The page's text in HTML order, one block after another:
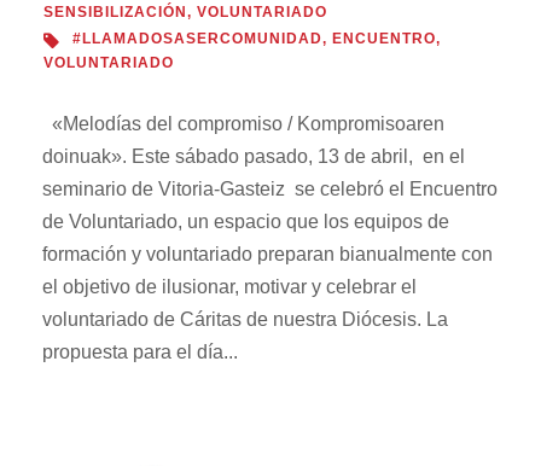
SENSIBILIZACIÓN , VOLUNTARIADO
#LLAMADOSASERCOMUNIDAD, ENCUENTRO,
VOLUNTARIADO
«Melodías del compromiso / Kompromisoaren
doinuak». Este sábado pasado, 13 de abril, en el
seminario de Vitoria-Gasteiz se celebró el Encuentro
de Voluntariado, un espacio que los equipos de
formación y voluntariado preparan bianualmente con
el objetivo de ilusionar, motivar y celebrar el
voluntariado de Cáritas de nuestra Diócesis. La
propuesta para el día...